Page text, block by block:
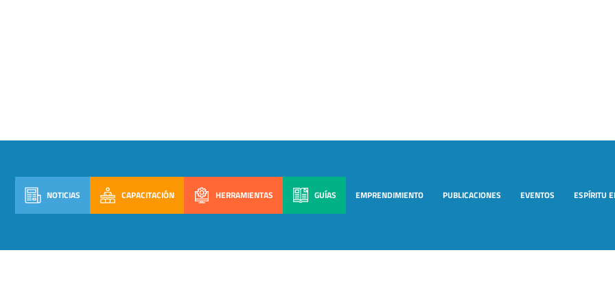
NOTICIAS CAPACITACIÓN HERRAMIENTAS GUÍAS EMPRENDIMIENTO PUBLICACIONES EVENTOS ESPÍRITU